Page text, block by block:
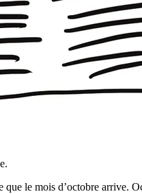
le mois d’octobre arrive.